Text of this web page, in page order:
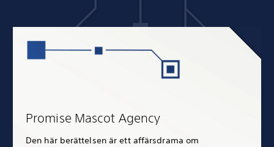
Promise Mascot Agency
Den här berättelsen är ett affärsdrama om